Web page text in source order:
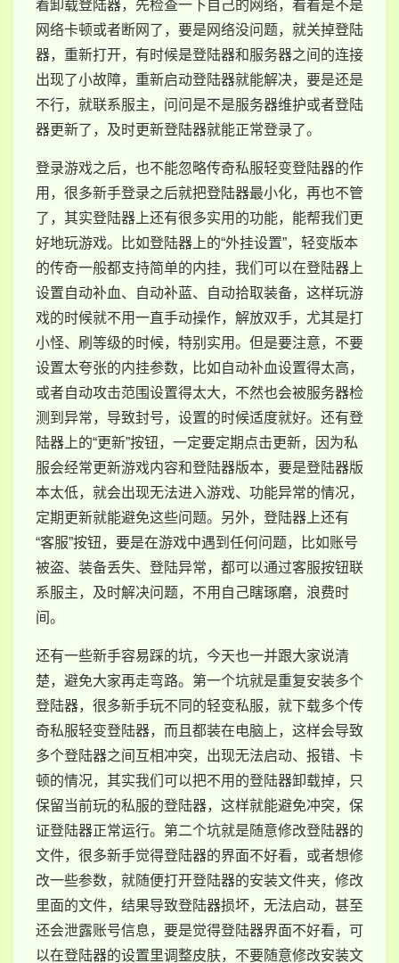
着卸载登陆器，先检查一下自己的网络，看看是不是
网络卡顿或者断网了，要是网络没问题，就关掉登陆
器，重新打开，有时候是登陆器和服务器之间的连接
出现了小故障，重新启动登陆器就能解决，要是还是
不行，就联系服主，问问是不是服务器维护或者登陆
器更新了，及时更新登陆器就能正常登录了。
登录游戏之后，也不能忽略传奇私服轻变登陆器的作
用，很多新手登录之后就把登陆器最小化，再也不管
了，其实登陆器上还有很多实用的功能，能帮我们更
好地玩游戏。比如登陆器上的“外挂设置”，轻变版本
的传奇一般都支持简单的内挂，我们可以在登陆器上
设置自动补血、自动补蓝、自动拾取装备，这样玩游
戏的时候就不用一直手动操作，解放双手，尤其是打
小怪、刷等级的时候，特别实用。但是要注意，不要
设置太夸张的内挂参数，比如自动补血设置得太高，
或者自动攻击范围设置得太大，不然也会被服务器检
测到异常，导致封号，设置的时候适度就好。还有登
陆器上的“更新”按钮，一定要定期点击更新，因为私
服会经常更新游戏内容和登陆器版本，要是登陆器版
本太低，就会出现无法进入游戏、功能异常的情况，
定期更新就能避免这些问题。另外，登陆器上还有
“客服”按钮，要是在游戏中遇到任何问题，比如账号
被盗、装备丢失、登陆异常，都可以通过客服按钮联
系服主，及时解决问题，不用自己瞎琢磨，浪费时
间。
还有一些新手容易踩的坑，今天也一并跟大家说清
楚，避免大家再走弯路。第一个坑就是重复安装多个
登陆器，很多新手玩不同的轻变私服，就下载多个传
奇私服轻变登陆器，而且都装在电脑上，这样会导致
多个登陆器之间互相冲突，出现无法启动、报错、卡
顿的情况，其实我们可以把不用的登陆器卸载掉，只
保留当前玩的私服的登陆器，这样就能避免冲突，保
证登陆器正常运行。第二个坑就是随意修改登陆器的
文件，很多新手觉得登陆器的界面不好看，或者想修
改一些参数，就随便打开登陆器的安装文件夹，修改
里面的文件，结果导致登陆器损坏，无法启动，甚至
还会泄露账号信息，要是觉得登陆器界面不好看，可
以在登陆器的设置里调整皮肤，不要随意修改安装文